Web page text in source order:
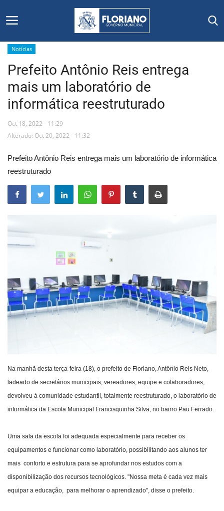
Início
Editais
Floriano
Mural de Licitações
Notícias
Webmail
Notícias
Prefeito Antônio Reis entrega
mais um laboratório de
informática reestruturado
Oct 18, 2022 - 11:29
Alterado: Oct 20, 2022 - 11:32
Prefeito Antônio Reis entrega mais um laboratório de informática
reestruturado
Na manhã desta terça-feira (18), o prefeito de Floriano, Antônio Reis Neto,
ladeado de secretários municipais, vereadores, equipe e colaboradores,
devolveu à comunidade estudantil, totalmente reestruturado, o laboratório de
informática da Escola Municipal Francisquinha Silva, no bairro Pau Ferrado.
Uma sala da escola foi adequada especialmente para receber os
equipamentos e funcionar como laboratório, possibilitando aos alunos ter
mais conforto e estrutura para se aprofundar nos estudos com a
disponibilização dos recursos tecnológicos. "Nossa meta é cada vez mais
equipar a educação, para melhorar o aprendizado", disse o prefeito.